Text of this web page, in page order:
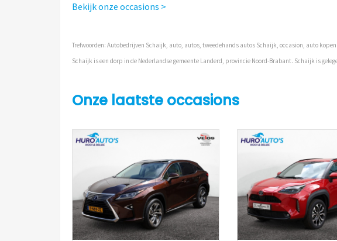
Bekijk onze occasions >
Trefwoorden: Autobedrijven Schaijk, auto, autos, tweedehands autos Schaijk, occasion, auto
Schaijk is een dorp in de Nederlandse gemeente Landerd, provincie Noord-Brabant. Schaijk is
Onze laatste occasions